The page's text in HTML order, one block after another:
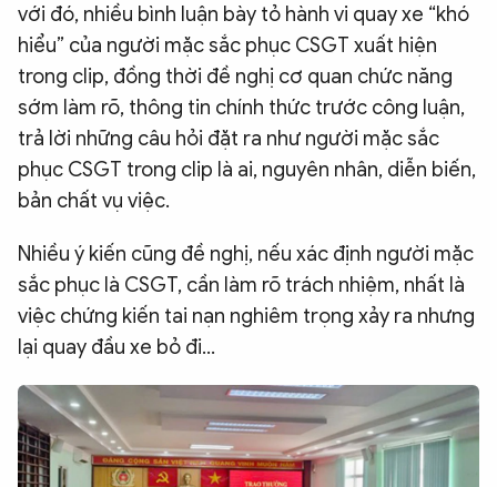
với đó, nhiều bình luận bày tỏ hành vi quay xe “khó
hiểu” của người mặc sắc phục CSGT xuất hiện
trong clip, đồng thời đề nghị cơ quan chức năng
sớm làm rõ, thông tin chính thức trước công luận,
trả lời những câu hỏi đặt ra như người mặc sắc
phục CSGT trong clip là ai, nguyên nhân, diễn biến,
bản chất vụ việc.
Nhiều ý kiến cũng đề nghị, nếu xác định người mặc
sắc phục là CSGT, cần làm rõ trách nhiệm, nhất là
việc chứng kiến tai nạn nghiêm trọng xảy ra nhưng
lại quay đầu xe bỏ đi…